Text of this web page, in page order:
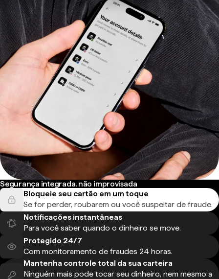
Segurança integrada, não improvisada
Bloqueie seu cartão em um toque
Se for perder, roubarem ou você suspeitar de fraude.
Notificações instantâneas
Para você saber quando o dinheiro se move.
Protegido 24/7
Com monitoramento de fraudes 24 horas.
Mantenha controle total da sua carteira
Ninguém mais pode tocar seu dinheiro, nem mesmo a